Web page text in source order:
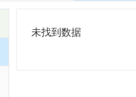
未找到数据